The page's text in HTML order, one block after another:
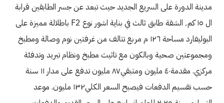
مدينة الدورة على السريع الجديد حيث تبعد عن جسر الطابقين قرابة
ال ١٥ كم٬ الشقة طابق ثالث في بناية اشور نوع F2 باطلالة مميزة على
البوليفارد مساحة ١٢٦ م مربع تتالف من غرفتين نوم وصالة ومطبخ
ومجموعتين صحية وبالكون مع تاثيث مطبخ ونظام تبريد وتدفئة
مركزي. مقدمة٤٠ مليون ومتبقي٨٧ مليون تدفع على مدار ١١ سنة
حسب تقسيم الدفعات فيصبح السعر الكلي١٣٢ مليون. موعد